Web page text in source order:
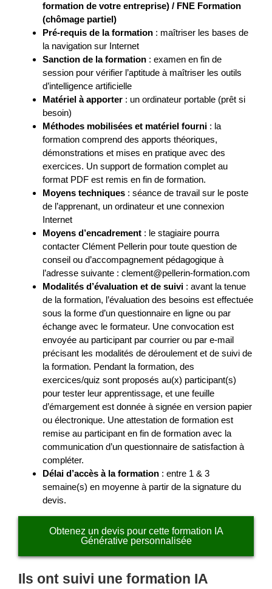
formation de votre entreprise) / FNE Formation
(chômage partiel)
Pré-requis de la formation : maîtriser les bases de
la navigation sur Internet
Sanction de la formation : examen en fin de
session pour vérifier l’aptitude à maîtriser les outils
d’intelligence artificielle
Matériel à apporter : un ordinateur portable (prêt si
besoin)
Méthodes mobilisées et matériel fourni : la
formation comprend des apports théoriques,
démonstrations et mises en pratique avec des
exercices. Un support de formation complet au
format PDF est remis en fin de formation.
Moyens techniques : séance de travail sur le poste
de l’apprenant, un ordinateur et une connexion
Internet
Moyens d’encadrement : le stagiaire pourra
contacter Clément Pellerin pour toute question de
conseil ou d’accompagnement pédagogique à
l’adresse suivante : clement@pellerin-formation.com
Modalités d’évaluation et de suivi : avant la tenue
de la formation, l’évaluation des besoins est effectuée
sous la forme d’un questionnaire en ligne ou par
échange avec le formateur. Une convocation est
envoyée au participant par courrier ou par e-mail
précisant les modalités de déroulement et de suivi de
la formation. Pendant la formation, des
exercices/quiz sont proposés au(x) participant(s)
pour tester leur apprentissage, et une feuille
d’émargement est donnée à signée en version papier
ou électronique. Une attestation de formation est
remise au participant en fin de formation avec la
communication d’un questionnaire de satisfaction à
compléter.
Délai d’accès à la formation : entre 1 & 3
semaine(s) en moyenne à partir de la signature du
devis.
Obtenez un devis pour cette formation IA
Générative personnalisée
Ils ont suivi une formation IA